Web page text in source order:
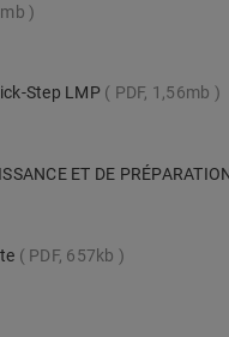
Step LMP PDF, 1,56mb
ET DE
PDF, 657kb